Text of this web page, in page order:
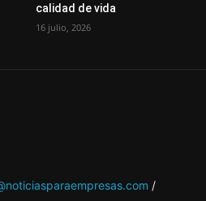
calidad de vida
16 julio, 2026
/